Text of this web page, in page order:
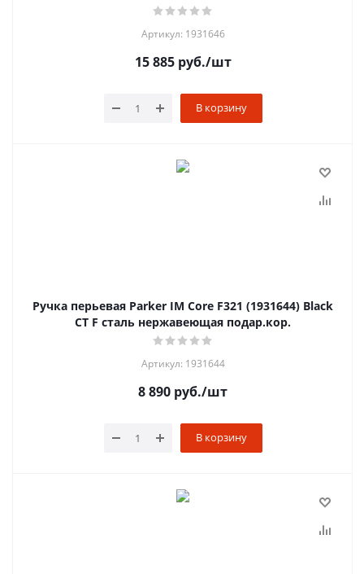
Артикул: 1931646
15 885руб./шт
В корзину
Ручка перьевая Parker IM Core F321 (1931644) Black
CT F сталь нержавеющая подар.кор.
Артикул: 1931644
8 890 руб./шт
В корзину